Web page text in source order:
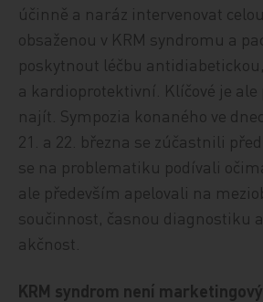
účinně a naráz intervenovat
obsaženou v KRM syndromu a
poskytnout léčbu
a kardioprotektivní. Klíčové je ale
najít. Sympozia konaného ve
21. a 22. března se zúčastnili
se na problematiku podívali
ale především apelovali na
součinnost, časnou diagnostiku
akčnost.
KRM syndrom není